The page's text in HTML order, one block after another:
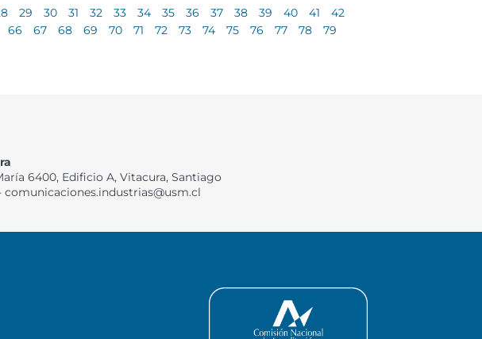
29 30 31 32 33 34 35 36 37 38 39 40 41
42
66 67 68 69 70 71 72 73 74 75 76 77 78 79
6400, Edificio A, Vitacura, Santiago
comunicaciones.industrias@usm.cl